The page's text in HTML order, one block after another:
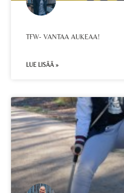
TFW- VANTAA AUKEAA!
LUE LISÄÄ »